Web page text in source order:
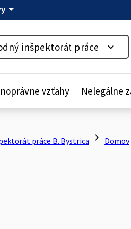
arrow_drop_down
inšpektorát práce
vzťahy Nelegálne
práce B. Bystrica chevron_right Domov